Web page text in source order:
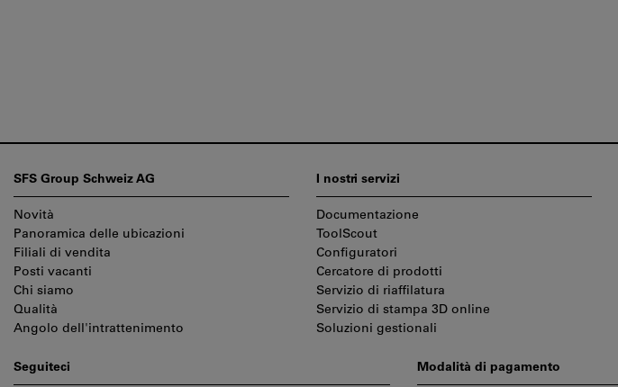
di
pagina
SFS Group Schweiz AG
Novità
Panoramica delle ubicazioni
Filiali di vendita
Posti vacanti
Chi siamo
Qualità
Angolo dell'intrattenimento
I nostri servizi
Documentazione
ToolScout
Configuratori
Cercatore di prodotti
Servizio di riaffilatura
Servizio di stampa 3D online
Soluzioni gestionali
Seguiteci Modalità di pagamento